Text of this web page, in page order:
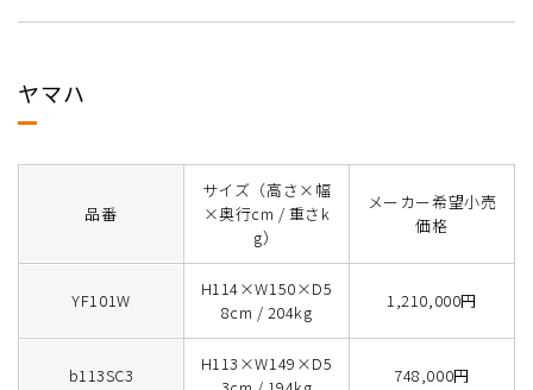
ヤマハ
品番
サイズ（高さ×幅
×奥行cm / 重さk
g）
メーカー希望小売
価格
YF101W
H114×W150×D5
8cm / 204kg
1,210,000円
b113SC3
H113×W149×D5
748,000円